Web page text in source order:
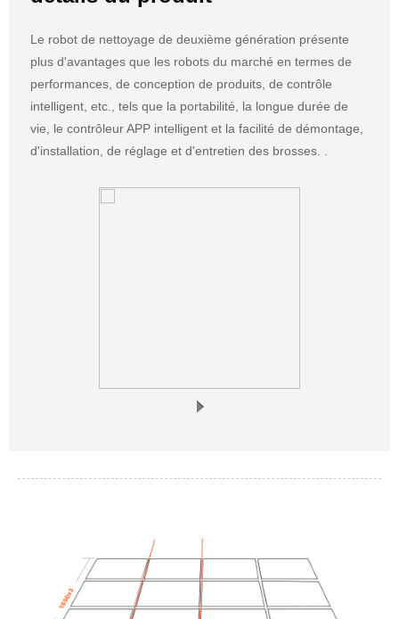
Le robot de nettoyage de deuxième génération présente
plus d'avantages que les robots du marché en termes de
performances, de conception de produits, de contrôle
intelligent, etc., tels que la portabilité, la longue durée de
vie, le contrôleur APP intelligent et la facilité de démontage,
d'installation, de réglage et d'entretien des brosses. .